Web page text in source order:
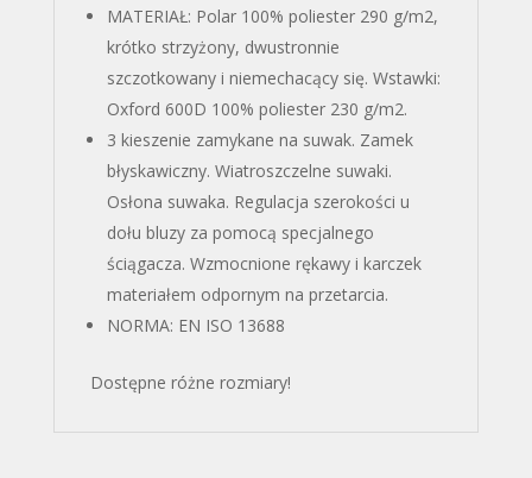
MATERIAŁ: Polar 100% poliester 290 g/m2,
krótko strzyżony, dwustronnie
szczotkowany i niemechacący się. Wstawki:
Oxford 600D 100% poliester 230 g/m2.
3 kieszenie zamykane na suwak. Zamek
błyskawiczny. Wiatroszczelne suwaki.
Osłona suwaka. Regulacja szerokości u
dołu bluzy za pomocą specjalnego
ściągacza. Wzmocnione rękawy i karczek
materiałem odpornym na przetarcia.
NORMA: EN ISO 13688
Dostępne różne rozmiary!